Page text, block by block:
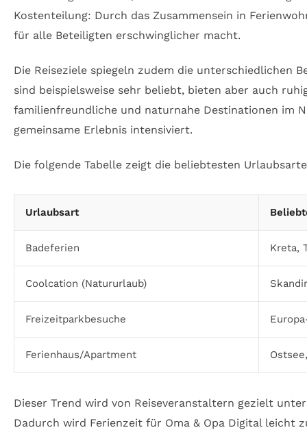
Kostenteilung: Durch das Zusammensein in
für alle Beteiligten erschwinglicher macht.
Die Reiseziele spiegeln zudem die unterschiedlichen
sind beispielsweise sehr beliebt, bieten aber auch
familienfreundliche und naturnahe Destinationen im
gemeinsame Erlebnis intensiviert.
Die folgende Tabelle zeigt die beliebtesten
Urlaubsart
Badeferien Kreta,
Coolcation (Natururlaub)
Freizeitparkbesuche
Ferienhaus/Apartment
Dieser Trend wird von Reiseveranstaltern gezielt
Dadurch wird Ferienzeit für Oma & Opa Digital leicht